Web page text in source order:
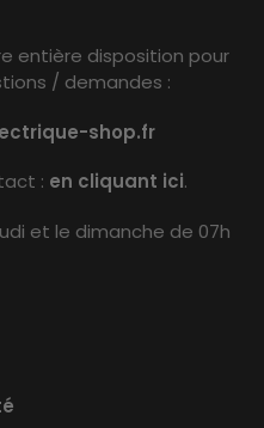
entière disposition pour
/ demandes :
shop.fr
: en cliquant ici.
et le dimanche de 07h